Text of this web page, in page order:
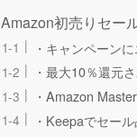
Amazon初売りセー
・キャンペーン
・最大10％還元
・Amazon
・Keepaでセー